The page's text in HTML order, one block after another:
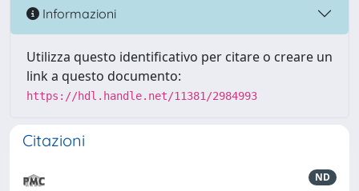
Informazioni
Utilizza questo identificativo per citare o creare un
link a questo documento:
https://hdl.handle.net/11381/2984993
Citazioni
ND